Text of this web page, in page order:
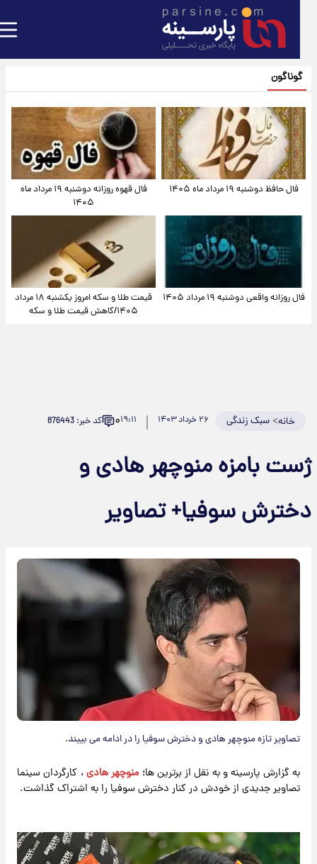
گوناگون
فال حافظ دوشنبه ۱۹ مرداد ماه ۱۴۰۵
فال قهوه روزانه دوشنبه ۱۹ مرداد ماه
۱۴۰۵
فال روزانه واقعی دوشنبه ۱۹ مرداد ۱۴۰۵
قیمت طلا و سکه امروز یکشنبه ۱۸ مرداد
۱۴۰۵/کاهش قیمت طلا و سکه
خانه>سبک زندگی ۲۶ خرداد ۱۴۰۳ ۱۹:۱۱۰ کد خبر: 876443
بامزه منوچهر هادی و
سوفیا+ تصاویر
تصاویر تازه منوچهر هادی و دخترش سوفیا را در ادامه می بییند.
به گزارش پارسینه و به نقل از برترین ها؛منوچهر هادی، کارگردان سینما
تصاویر جدیدی از خودش در کنار دخترش سوفیا را به اشتراک گذاشت.